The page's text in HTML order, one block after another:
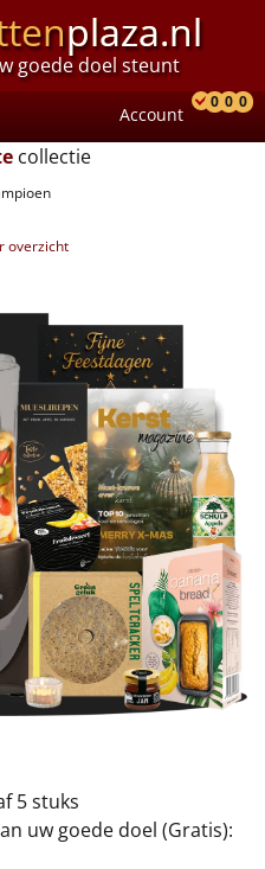
plaza.nl
goede doel steunt
Account
0 0 0
collectie
overzicht
5 stuks
uw goede doel (Gratis):